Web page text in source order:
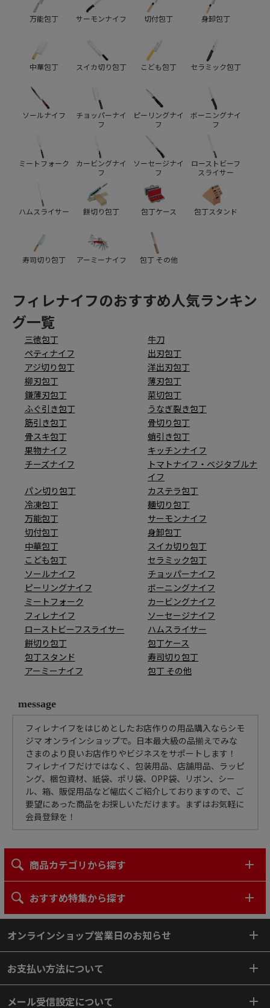
万能包丁 サーモンナイフ 切付包丁 身卸包丁
中華包丁 スイカ切り包丁 こども包丁 セラミック包丁
ソールナイフ
チョッパーナイ
フ
ピーリングナイ
フ
ボーニングナイ
フ
ミートフォーク
カービングナイ
フ
ソーセージナイ
フ
ローストビーフ
スライサー
ハムスライサー 餅切り包丁 包丁ケース 包丁スタンド
寿司切り包丁 アーミーナイフ 包丁 その他
フィレナイフのおすすめ人気ランキン
グ一覧
三徳包丁
牛刀
ペティナイフ
出刃包丁
アジ切り包丁
洋出刃包丁
柳刃包丁
薄刃包丁
鎌薄刃包丁
菜切包丁
ふぐ引き包丁
うなぎ裂き包丁
筋引き包丁
骨切り包丁
骨スキ包丁
蛸引き包丁
果物ナイフ
キッチンナイフ
チーズナイフ
トマトナイフ・ベジタブルナ
イフ
パン切り包丁
カステラ包丁
冷凍包丁
麺切り包丁
万能包丁
サーモンナイフ
切付包丁
身卸包丁
中華包丁
スイカ切り包丁
こども包丁
セラミック包丁
ソールナイフ
チョッパーナイフ
ピーリングナイフ
ボーニングナイフ
ミートフォーク
カービングナイフ
フィレナイフ
ソーセージナイフ
ローストビーフスライサー
ハムスライサー
餅切り包丁
包丁ケース
包丁スタンド
寿司切り包丁
アーミーナイフ
包丁 その他
message
フィレナイフをはじめとしたお店作りの用品購入ならシモ
ジマ オンラインショップで。日本最大級の品揃えでみな
さまのより良いお店作りやビジネスをサポートします！
フィレナイフだけではなく、包装用品、店舗用品、ラッピ
ング、梱包資材、紙袋、ポリ袋、OPP袋、リボン、シー
ル、箱、販促用品など幅広くご紹介しておりますので、ご
要望にあった商品をお探しいただけます。まずはお気軽に
会員登録を！
商品カテゴリから探す
おすすめ特集から探す
オンラインショップ営業日のお知らせ
お支払い方法について
メール受信設定について